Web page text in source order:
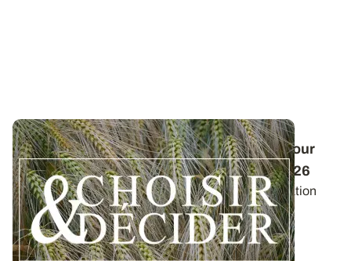
Conduite des orges d'hiver : des guides pour
réussir ses interventions au printemps 2026
Retrouvez les préconisations en matière de fertilisation
azotée et de protection des orges...
12 DÉC. 2025